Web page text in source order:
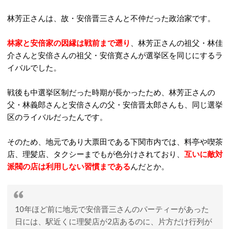
林芳正さんは、故・安倍晋三さんと不仲だった政治家です。
林家と安倍家の因縁は戦前まで遡り
、林芳正さんの祖父・林佳
介さんと安倍さんの祖父・安倍寛さんが選挙区を同じにするラ
イバルでした。
戦後も中選挙区制だった時期が長かったため、林芳正さんの
父・林義郎さんと安倍さんの父・安倍晋太郎さんも、同じ選挙
区のライバルだったんです。
そのため、地元であり大票田である下関市内では、料亭や喫茶
店、理髪店、タクシーまでもが色分けされており、 互いに敵対
派閥の店は利用しない習慣まであるんだとか。
10年ほど前に地元で安倍晋三さんのパーティーがあった
日には、駅近くに理髪店が2店あるのに、片方だけ行列が